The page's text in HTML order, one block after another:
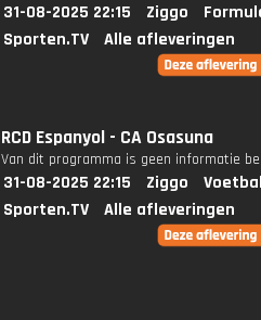
31-08-2025 22:15 Ziggo
Sporten.TV
Alle afleveringen
RCD Espanyol - CA Osasuna
Van dit programma is geen informatie
31-08-2025 22:15 Ziggo
Sporten.TV
Alle afleveringen